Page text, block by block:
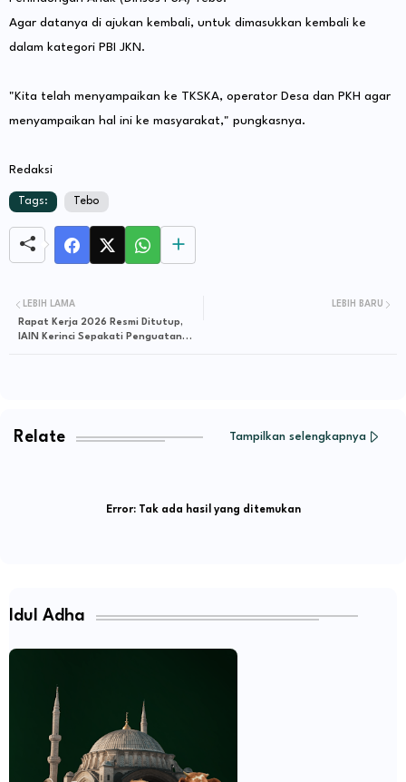
Agar datanya di ajukan kembali, untuk dimasukkan kembali ke
dalam kategori PBI JKN.
"Kita telah menyampaikan ke TKSKA, operator Desa dan PKH agar
menyampaikan hal ini ke masyarakat," pungkasnya.
Redaksi
Tags: Tebo
LEBIH BARU
LEBIH LAMA
Rapat Kerja 2026 Resmi Ditutup,
IAIN Kerinci Sepakati Penguatan
Relate Tampilkan selengkapnya
Error:Tak ada hasil yang ditemukan
Idul Adha